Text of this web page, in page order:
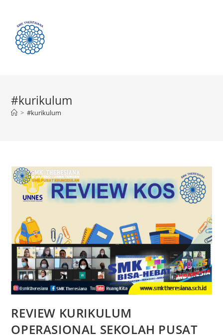
#kurikulum
> #kurikulum
REVIEW KURIKULUM
OPERASIONAL SEKOLAH PUSAT